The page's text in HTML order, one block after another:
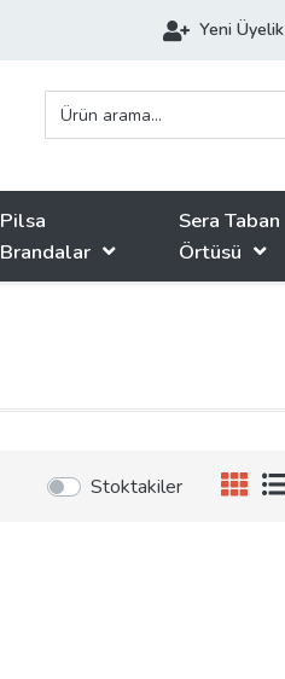
Yeni Üyelik
Pilsa
Brandalar
Sera Taban
Örtüsü
Stoktakiler